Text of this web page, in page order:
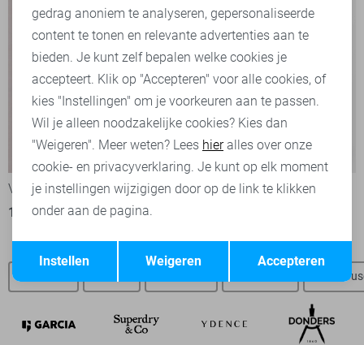
-50%
Vila Top
13,50 26,99
Object Blouse
Vila
Marketing cookies
Terug Opslaan
gedrag anoniem te analyseren, gepersonaliseerde
content te tonen en relevante advertenties aan te
bieden. Je kunt zelf bepalen welke cookies je
accepteert. Klik op "Accepteren" voor alle cookies, of
kies "Instellingen" om je voorkeuren aan te passen.
Wil je alleen noodzakelijke cookies? Kies dan
"Weigeren". Meer weten? Lees hieralles over onze
cookie- en privacyverklaring. Je kunt op elk moment
je instellingen wijzigigen door op de link te klikken
onder aan de pagina.
Accepteren
Weigeren
Instellen